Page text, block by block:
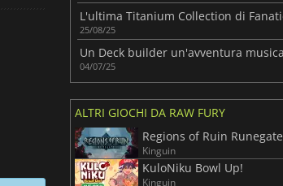
25/08/25
04/07/25
ALTRI GIOCHI DA RAW FURY
Regions of Ruin Runegate
Kinguin
KuloNiku Bowl Up!
Kinguin